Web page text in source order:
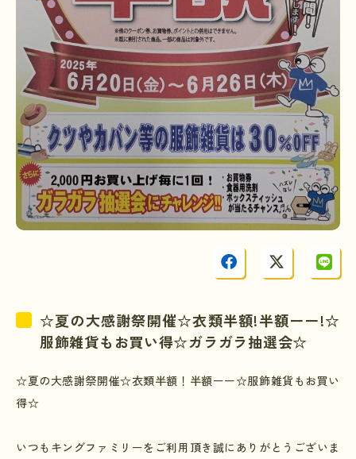
☆夏の大感謝祭開催☆衣類半額!半額ーー!☆
服飾雑貨もお買い得☆ガラガラ抽選会☆
☆夏の大感謝祭開催☆衣類半額！半額ーー☆服飾雑貨もお買い
得☆
いつもキングファミリーをご利用頂き誠にありがとうございま